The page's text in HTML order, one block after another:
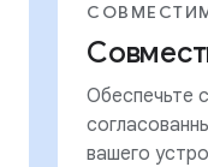
Обеспечьте
вашего